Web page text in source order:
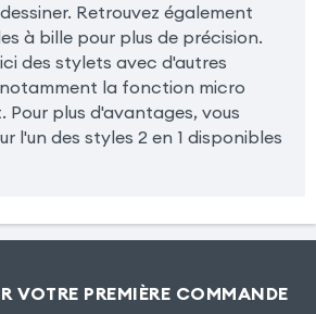
Retrouvez également
à bille pour plus de précision.
des stylets avec d'autres
la fonction micro
Pour plus d'avantages, vous
l'un des styles 2 en 1 disponibles
VOTRE PREMIÈRE COMMANDE